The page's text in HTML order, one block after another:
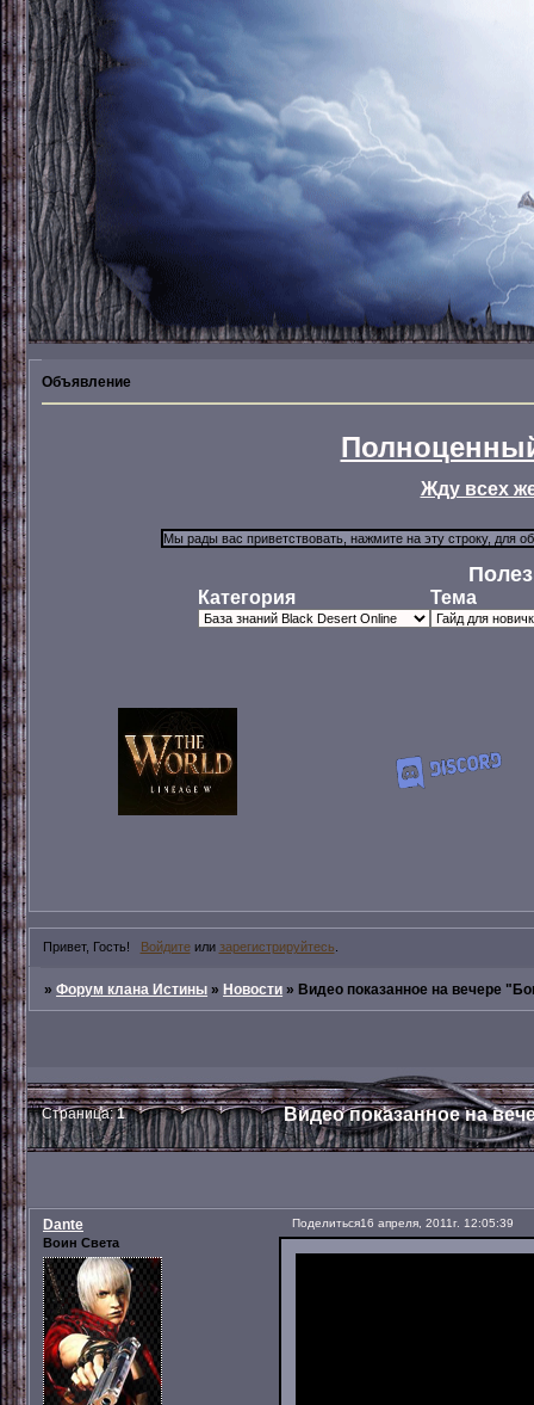
Объявление
Жду всех
Категория Тема
Привет, Гость! Войдитеили зарегистрируйтесь
»Форум клана Истины »Новости »Видео показанное на вечере
Видео показанное на
Страница:1
Поделиться16 апреля, 2011г. 12:05:39
Dante
Воин Света